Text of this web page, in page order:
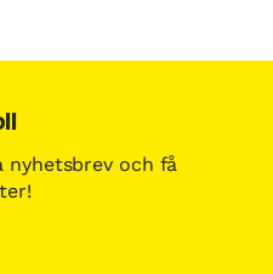
och få